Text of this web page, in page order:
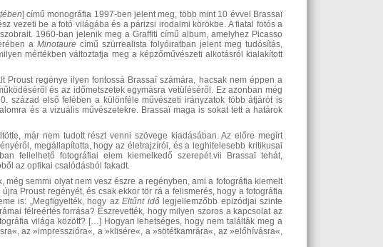
] című monográfia 1997-ben jelent meg, több mint 10 évvel Brassaï
vezeti be a fotó világába és a párizsi irodalmi körökbe. A fiatal fotós a
1960-ban jelenik meg a Graffiti című album, amelyhez Picasso
a Minotaurecímű szürrealista folyóiratban jelent meg tudósítás,
mértékben változtatja meg a képzőművészeti alkotásról kialakított
regénye ilyen fontossá Brassaï számára, hacsak nem éppen a
és az időmetszetek egymásra vetüléséről. Ez azonban még
század első felében a különféle művészeti irányzatok több átjárót is
és a vizuális művészetekre. Brassaï maga is sokat tett a határok
már nem tudott részt venni szövege kiadásában. Az előre megírt
megállapította, hogy az életrajzírói, és a leghitelesebb kritikusai
fellelhető fotográfiai elem kiemelkedő szerepét.vii Brassaï tehát,
az optikai csalódásból fakadt.
még semmi olyat nem vesz észre a regényben, ami a fotográfia kiemelt
Proust regényét, és csak ekkor tör rá a felismerés, hogy a fotográfia
is: „Megfigyelték, hogy azEltűnt időlegjellemzőbb epizódjai szinte
félreértés forrása? Észrevették, hogy milyen szoros a kapcsolat az
világa között? […] Hogyan lehetséges, hogy nem találták meg a
az »impresszióra«, a »klisére«, a »sötétkamrára«, az »előhívásra«,